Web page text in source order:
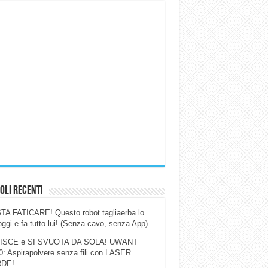
Recenti
FATICARE! Questo robot tagliaerba lo
e fa tutto lui! (Senza cavo, senza App)
e SI SVUOTA DA SOLA! UWANT
Aspirapolvere senza fili con LASER